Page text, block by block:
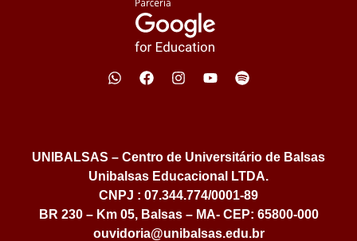
UNIBALSAS – Centro de Universitário de Balsas
Unibalsas Educacional LTDA.
CNPJ : 07.344.774/0001-89
BR 230 – Km 05, Balsas – MA- CEP: 65800-000
ouvidoria@unibalsas.edu.br